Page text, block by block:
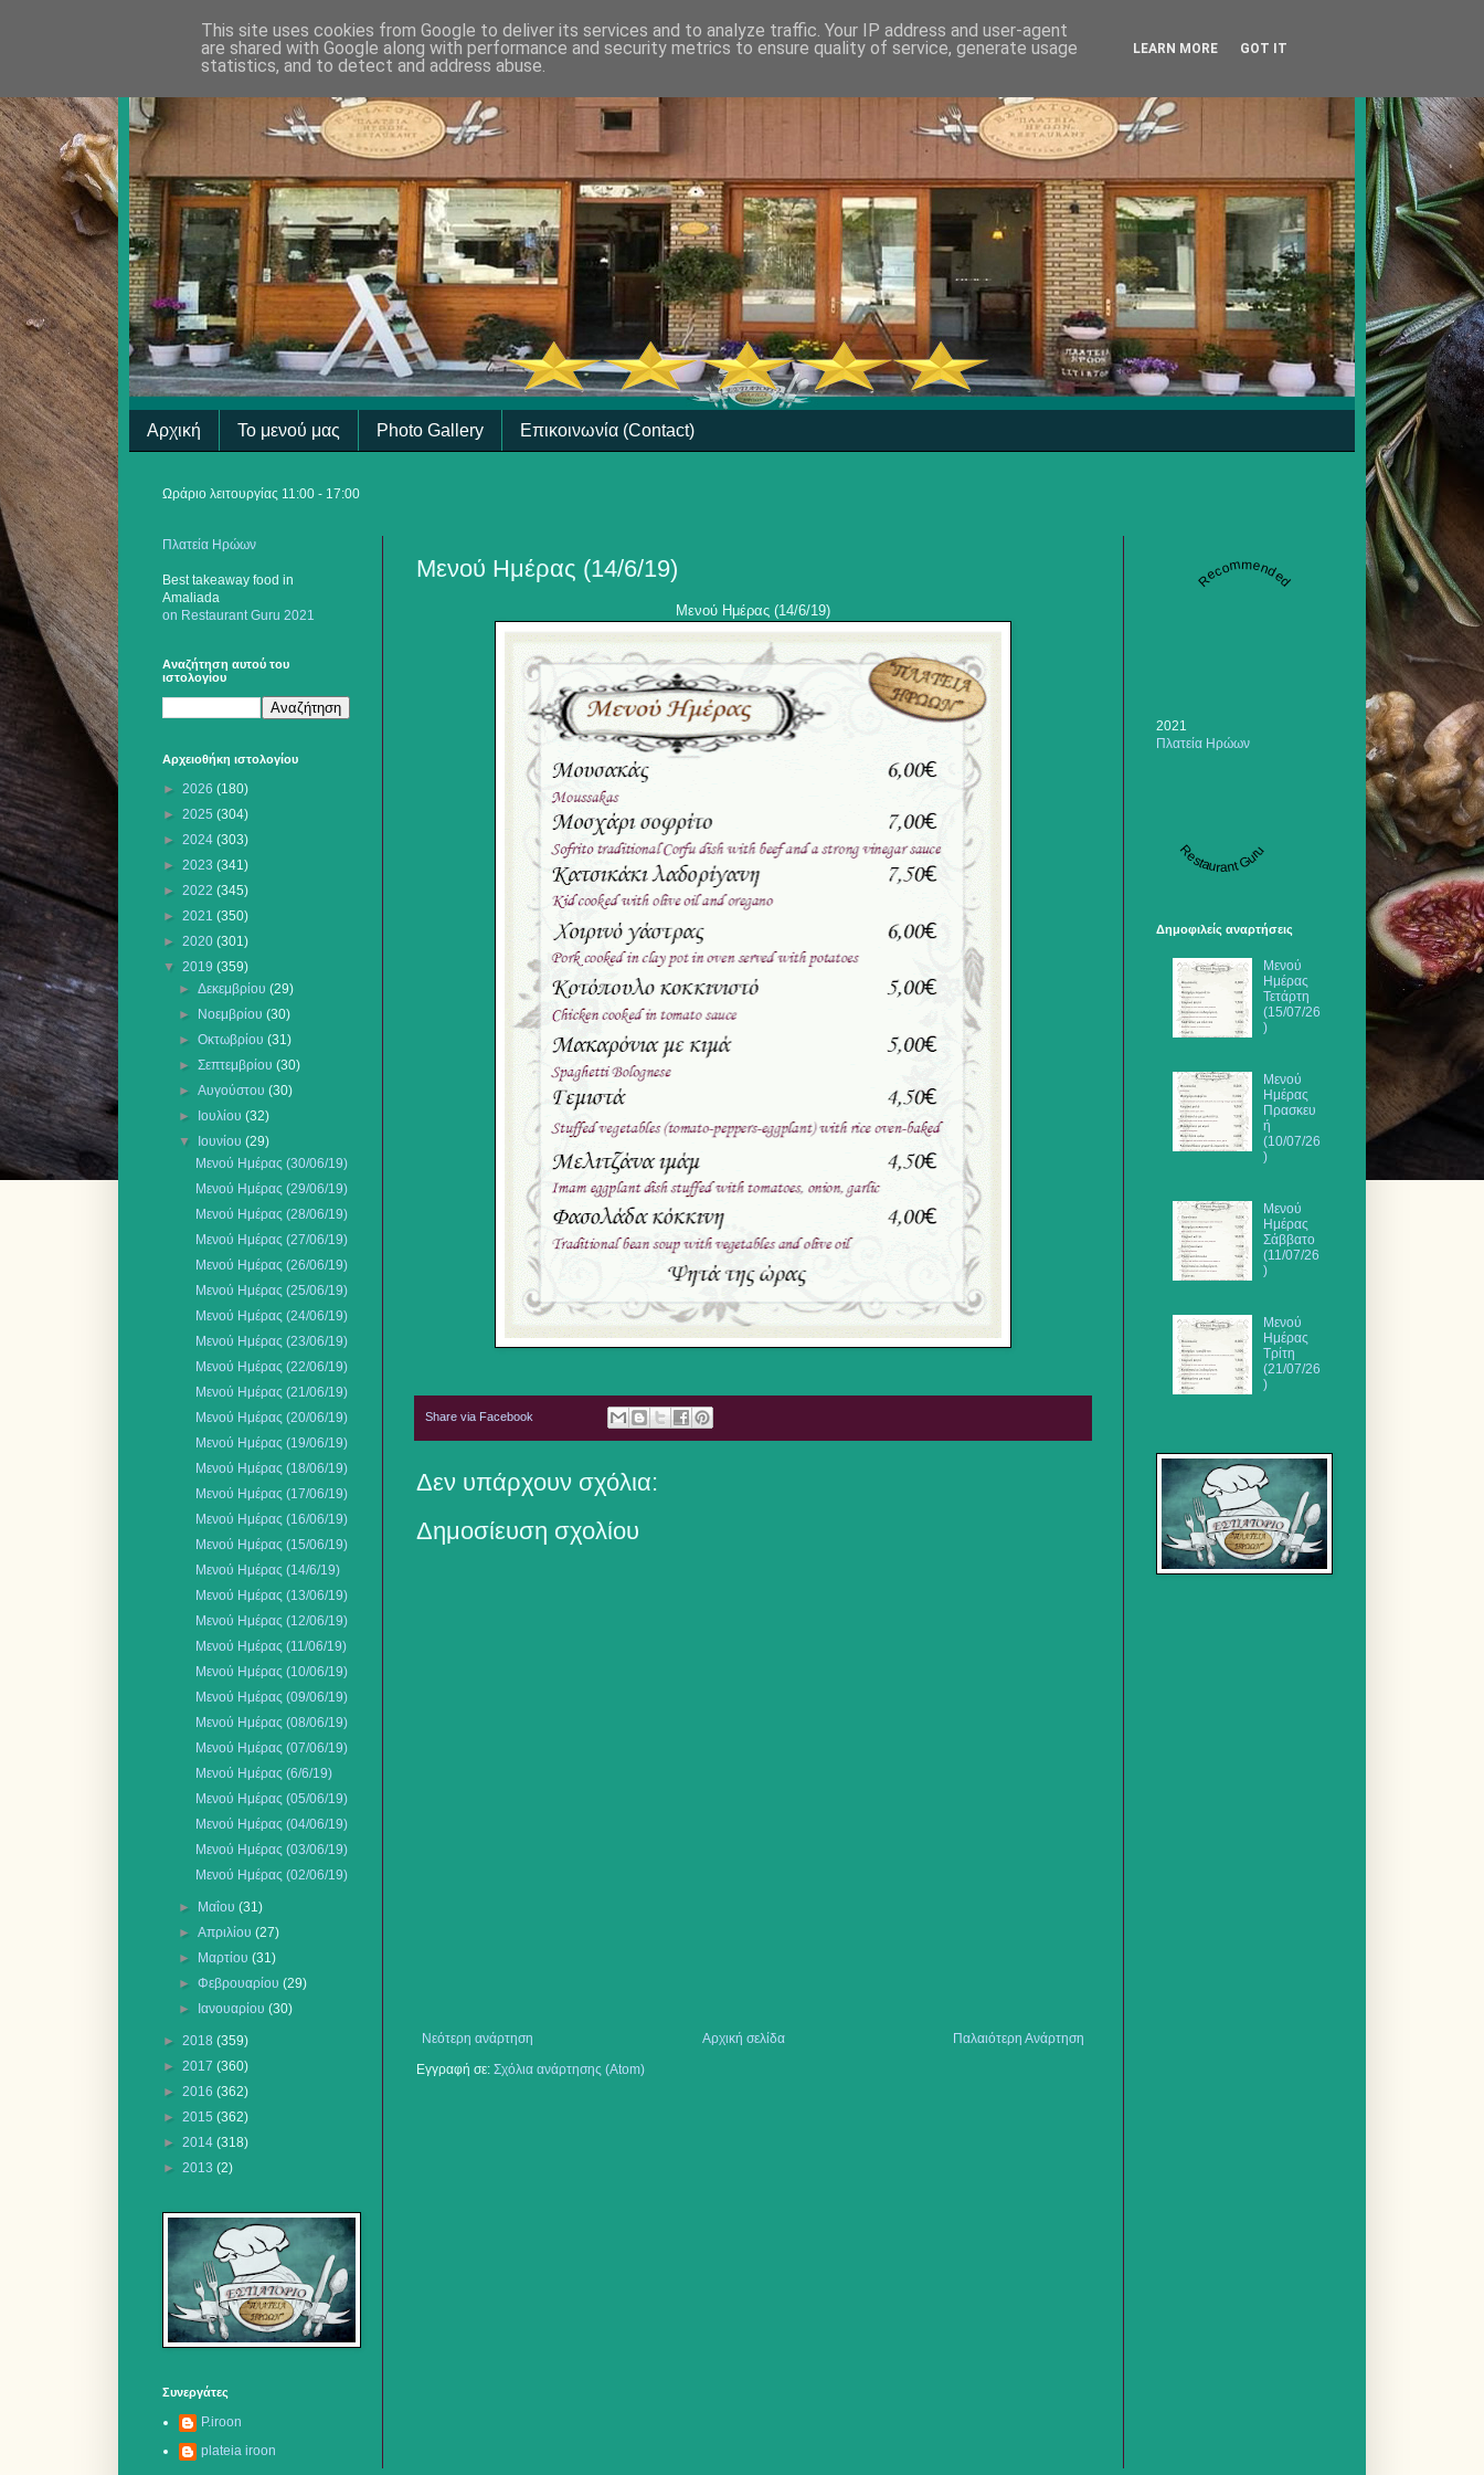
Αρχική Το μενού μας Photo Gallery Επικοινωνία (Contact)
Ωράριο λειτουργίας 11:00 - 17:00
Μενού Ημέρας (14/6/19)
Μενού Ημέρας (14/6/19)
Share via Facebook
Δεν υπάρχουν σχόλια:
Δημοσίευση σχολίου
Νεότερη ανάρτηση Παλαιότερη Ανάρτηση
Αρχική σελίδα
Εγγραφή σε: Σχόλια ανάρτησης (Atom)
Πλατεία Ηρώων
Best takeaway food in
Amaliada
on Restaurant Guru 2021
Αναζήτηση αυτού του
ιστολογίου
Αρχειοθήκη ιστολογίου
► 2026 (180)
► 2025 (304)
► 2024 (303)
► 2023 (341)
► 2022 (345)
► 2021 (350)
► 2020 (301)
▼ 2019 (359)
►Δεκεμβρίου(29)
►
Νοεμβρίου(30)
►Οκτωβρίου(31)
►Σεπτεμβρίου(30)
►Αυγούστου(30)
►
Ιουλίου(32)
▼
Ιουνίου(29)
Μενού Ημέρας (30/06/19)
Μενού Ημέρας (29/06/19)
Μενού Ημέρας (28/06/19)
Μενού Ημέρας (27/06/19)
Μενού Ημέρας (26/06/19)
Μενού Ημέρας (25/06/19)
Μενού Ημέρας (24/06/19)
Μενού Ημέρας (23/06/19)
Μενού Ημέρας (22/06/19)
Μενού Ημέρας (21/06/19)
Μενού Ημέρας (20/06/19)
Μενού Ημέρας (19/06/19)
Μενού Ημέρας (18/06/19)
Μενού Ημέρας (17/06/19)
Μενού Ημέρας (16/06/19)
Μενού Ημέρας (15/06/19)
Μενού Ημέρας (14/6/19)
Μενού Ημέρας (13/06/19)
Μενού Ημέρας (12/06/19)
Μενού Ημέρας (11/06/19)
Μενού Ημέρας (10/06/19)
Μενού Ημέρας (09/06/19)
Μενού Ημέρας (08/06/19)
Μενού Ημέρας (07/06/19)
Μενού Ημέρας (6/6/19)
Μενού Ημέρας (05/06/19)
Μενού Ημέρας (04/06/19)
Μενού Ημέρας (03/06/19)
Μενού Ημέρας (02/06/19)
► Μαΐου(31)
►Απριλίου(27)
►
Μαρτίου(31)
►Φεβρουαρίου(29)
►
Ιανουαρίου(30)
► 2018 (359)
► 2017 (360)
► 2016 (362)
► 2015 (362)
► 2014 (318)
► 2013 (2)
Συνεργάτες
P.iroon
plateia iroon
Recommended
2021
Πλατεία Ηρώων
Restaurant Guru
Δημοφιλείς αναρτήσεις
Μενού
Ημέρας
Τετάρτη
(15/07/26
)
Μενού
Ημέρας
Πρασκευ
ή
(10/07/26
)
Μενού
Ημέρας
Σάββατο
(11/07/26
)
Μενού
Ημέρας
Τρίτη
(21/07/26
)
This site uses cookies from Google to deliver its services and to analyze traffic. Your IP address and user-agent
are shared with Google along with performance and security metrics to ensure quality of service, generate usage
statistics, and to detect and address abuse.
LEARN MORE GOT IT